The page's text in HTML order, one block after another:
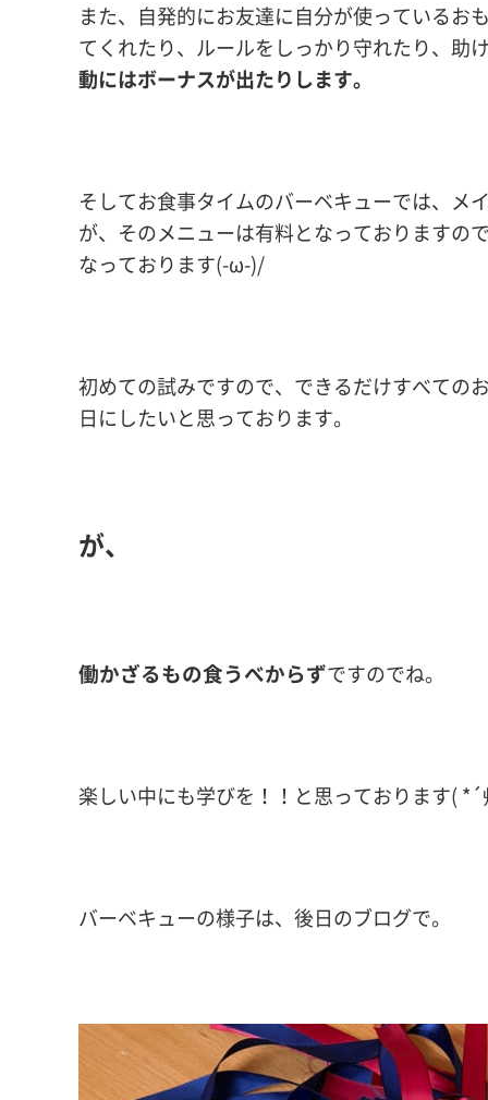
また、自発的にお友達に自分が使っているお
てくれたり、ルールをしっかり守れたり、助
動にはボーナスが出たりします。
そしてお食事タイムのバーベキューでは、メ
が、そのメニューは有料となっておりますの
なっております(-ω-)/
初めての試みですので、できるだけすべての
日にしたいと思っております。
が、
働かざるもの食うべからずですのでね。
楽しい中にも学びを！！と思っております(
バーベキューの様子は、後日のブログで。